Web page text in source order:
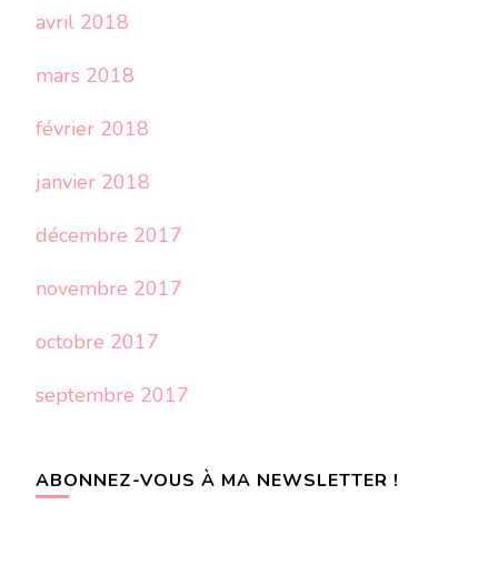
avril 2018
mars 2018
février 2018
janvier 2018
décembre 2017
novembre 2017
octobre 2017
septembre 2017
ABONNEZ-VOUS À MA NEWSLETTER !